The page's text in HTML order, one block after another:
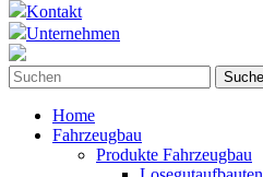
Kontakt
Unternehmen
Home
Fahrzeugbau
Produkte Fahrzeugbau